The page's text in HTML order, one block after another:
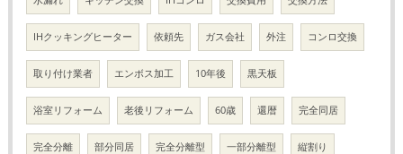
IHクッキングヒーター 依頼先 ガス会社 外注 コンロ交換
取り付け業者 エンボス加工 10年後 黒天板
浴室リフォーム 老後リフォーム 60歳 還暦 完全同居
完全分離 部分同居 完全分離型 一部分離型 縦割り